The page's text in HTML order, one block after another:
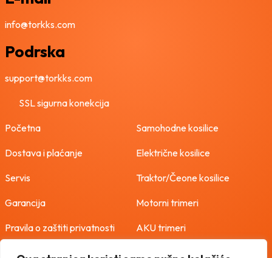
info@torkks.com
Podrska
support@torkks.com
SSL sigurna konekcija
Početna
Dostava i plaćanje
Servis
Garancija
Pravila o zaštiti privatnosti
Uvjeti korištenja
Samohodne kosilice
Električne kosilice
Traktor/Čeone kosilice
Motorni trimeri
AKU trimeri